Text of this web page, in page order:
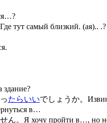
тут самый близкий. (ая).. .?
たらいいでしょうか。
в…
。Я хочу пройти в…, но